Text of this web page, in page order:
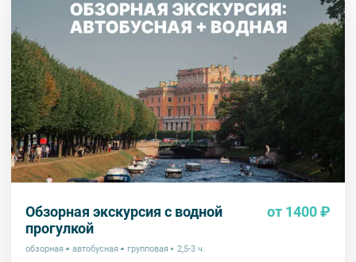
Обзорная экскурсия с водной
прогулкой
от 1400 ₽
обзорная автобусная групповая 2,5-3 ч.